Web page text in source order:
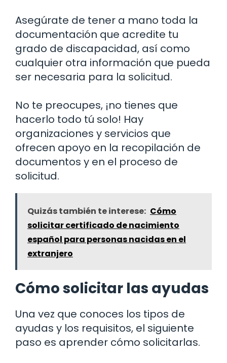
Asegúrate de tener a mano toda la
documentación que acredite tu
grado de discapacidad, así como
cualquier otra información que pueda
ser necesaria para la solicitud.
No te preocupes, ¡no tienes que
hacerlo todo tú solo! Hay
organizaciones y servicios que
ofrecen apoyo en la recopilación de
documentos y en el proceso de
solicitud.
Quizás también te interese: Cómo
solicitar certificado de nacimiento
español para personas nacidas en el
extranjero
Cómo solicitar las ayudas
Una vez que conoces los tipos de
ayudas y los requisitos, el siguiente
paso es aprender cómo solicitarlas.